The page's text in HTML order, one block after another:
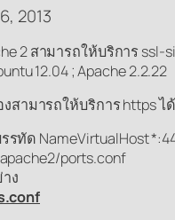
2013
2 สามารถให้บริการ ssl-
12.04 ; Apache 2.2.22
งสามารถให้บริการ https ไ
รทัด NameVirtualHost
ports.conf
ง